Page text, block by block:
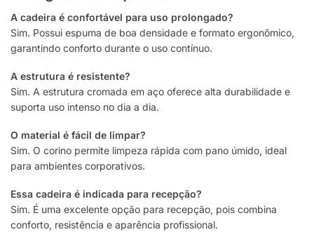
A cadeira é confortável para uso prolongado?
Sim. Possui espuma de boa densidade e formato ergonômico,
garantindo conforto durante o uso contínuo.
A estrutura é resistente?
Sim. A estrutura cromada em aço oferece alta durabilidade e
suporta uso intenso no dia a dia.
O material é fácil de limpar?
Sim. O corino permite limpeza rápida com pano úmido, ideal
para ambientes corporativos.
Essa cadeira é indicada para recepção?
Sim. É uma excelente opção para recepção, pois combina
conforto, resistência e aparência profissional.